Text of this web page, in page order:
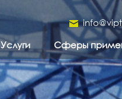
Услуги Сферы